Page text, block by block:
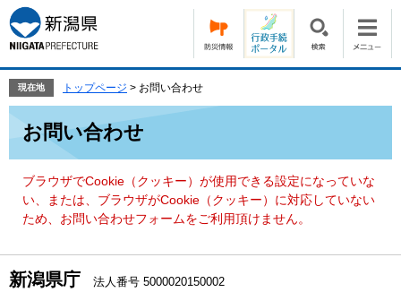
ー
ジ
の
頭
す。
ニ
ュ
ー
飛
て
現在地 トップページ > お問い合わせ
お問い合わせ
ブラウザでCookie（クッキー）が使用できる設定になっていな
い、または、ブラウザがCookie（クッキー）に対応していない
ため、お問い合わせフォームをご利用頂けません。
新潟県庁 法人番号 5000020150002